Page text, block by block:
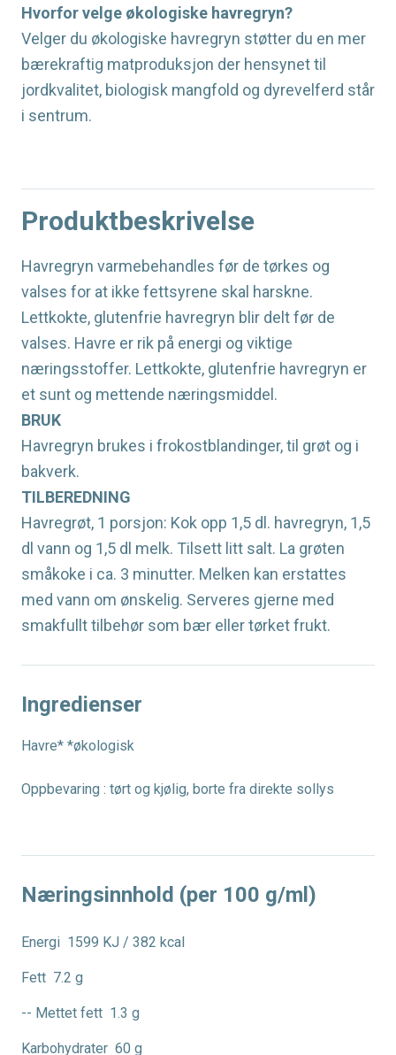
Hvorfor velge økologiske havregryn?
Velger du økologiske havregryn støtter du en mer
bærekraftig matproduksjon der hensynet til
jordkvalitet, biologisk mangfold og dyrevelferd står
i sentrum.
Produktbeskrivelse
Havregryn varmebehandles før de tørkes og
valses for at ikke fettsyrene skal harskne.
Lettkokte, glutenfrie havregryn blir delt før de
valses. Havre er rik på energi og viktige
næringsstoffer. Lettkokte, glutenfrie havregryn er
et sunt og mettende næringsmiddel.
BRUK
Havregryn brukes i frokostblandinger, til grøt og i
bakverk.
TILBEREDNING
Havregrøt, 1 porsjon: Kok opp 1,5 dl. havregryn, 1,5
dl vann og 1,5 dl melk. Tilsett litt salt. La grøten
småkoke i ca. 3 minutter. Melken kan erstattes
med vann om ønskelig. Serveres gjerne med
smakfullt tilbehør som bær eller tørket frukt.
Ingredienser
Havre* *økologisk
Oppbevaring : tørt og kjølig, borte fra direkte sollys
Næringsinnhold (per 100 g/ml)
Energi 1599 KJ / 382 kcal
Fett 7.2 g
-- Mettet fett 1.3 g
Karbohydrater 60 g